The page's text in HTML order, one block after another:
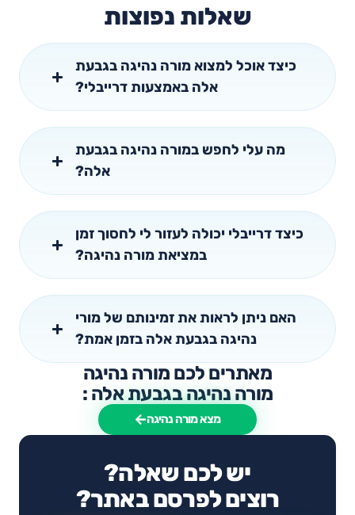
שאלות נפוצות
כיצד אוכל למצוא מורה נהיגה בגבעת
אלה באמצעות דרייבלי?
מה עלי לחפש במורה נהיגה בגבעת
אלה?
כיצד דרייבלי יכולה לעזור לי לחסוך זמן
במציאת מורה נהיגה?
האם ניתן לראות את זמינותם של מורי
נהיגה בגבעת אלה בזמן אמת?
מאתרים לכם מורה נהיגה
מורה נהיגה בגבעת אלה :
מצא מורה נהיגה
יש לכם שאלה?
רוצים לפרסם באתר?